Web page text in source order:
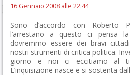
16 Gennaio 2008 alle 22:44
Sono d’accordo con Roberto
l’arrestano a questo ci pensa
dovremmo essere dei bravi
nostri strumenti di critica politica.
giorno e noi ci eccitiamo al
L’inquisizione nasce e si sostenta